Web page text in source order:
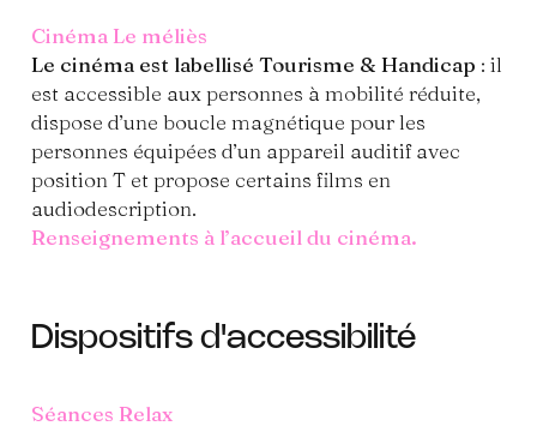
Cinéma Le méliès
Le cinéma est labellisé Tourisme & Handicap : il
est accessible aux personnes à mobilité réduite,
dispose d’une boucle magnétique pour les
personnes équipées d’un appareil auditif avec
position T et propose certains films en
audiodescription.
Renseignements à l’accueil du cinéma.
Dispositifs d'accessibilité
Séances Relax